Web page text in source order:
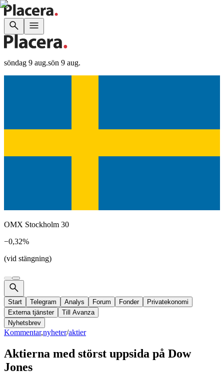
söndag 9 aug.sön 9 aug.
OMX Stockholm 30
−0,32%
(vid stängning)
Start Telegram Analys Forum Fonder
Privatekonomi
Externa tjänster
Till Avanza
Nyhetsbrev
Kommentar,nyheter/aktier
Aktierna med störst uppsida på Dow
Jones